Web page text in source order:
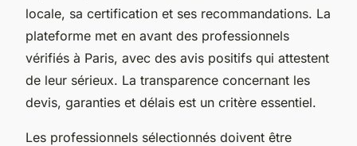
locale, sa certification et ses recommandations. La
plateforme met en avant des professionnels
vérifiés à Paris, avec des avis positifs qui attestent
de leur sérieux. La transparence concernant les
devis, garanties et délais est un critère essentiel.
Les professionnels sélectionnés doivent être